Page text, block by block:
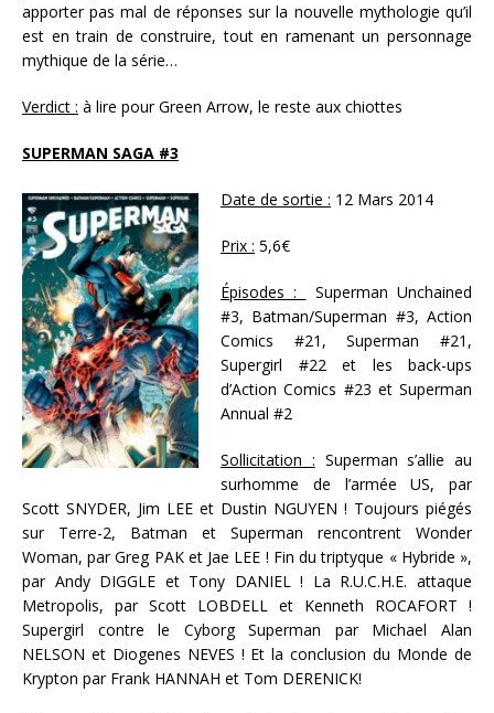
apporter pas mal de réponses sur la nouvelle mythologie qu’il
est en train de construire, tout en ramenant un personnage
mythique de la série…
Verdict : à lire pour Green Arrow, le reste aux chiottes
SUPERMAN SAGA #3
Date de sortie : 12 Mars 2014
Prix : 5,6€
Épisodes :
Superman Unchained
#3, Batman/Superman #3, Action
Comics #21, Superman #21,
Supergirl #22 et les back-ups
d’Action Comics #23 et Superman
Annual #2
Sollicitation : Superman s’allie au
surhomme de l’armée US, par
Scott SNYDER, Jim LEE et Dustin NGUYEN ! Toujours piégés
sur Terre-2, Batman et Superman rencontrent Wonder
Woman, par Greg PAK et Jae LEE ! Fin du triptyque « Hybride »,
par Andy DIGGLE et Tony DANIEL ! La R.U.C.H.E. attaque
Metropolis, par Scott LOBDELL et Kenneth ROCAFORT !
Supergirl contre le Cyborg Superman par Michael Alan
NELSON et Diogenes NEVES ! Et la conclusion du Monde de
Krypton par Frank HANNAH et Tom DERENICK!